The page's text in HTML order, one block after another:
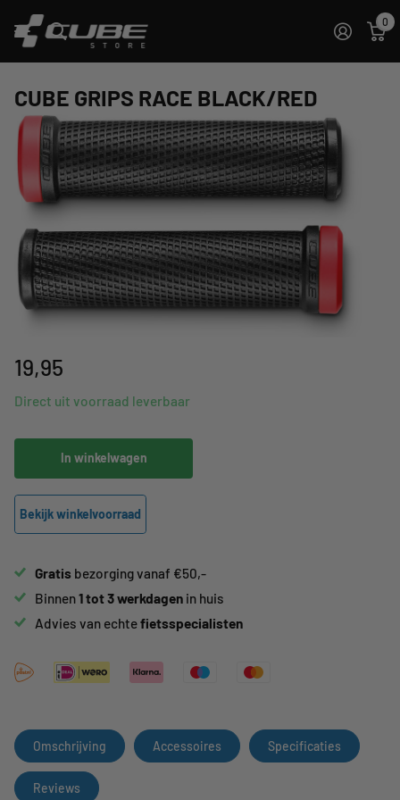
0
CUBE GRIPS RACE BLACK/RED
19,95
Direct uit voorraad leverbaar
In winkelwagen
Bekijk winkelvoorraad
Gratis bezorging vanaf €50,-
Binnen1 tot 3 werkdagen in huis
Advies van echtefietsspecialisten
Omschrijving Accessoires Specificaties
Reviews